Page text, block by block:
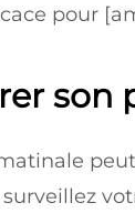
pour
son